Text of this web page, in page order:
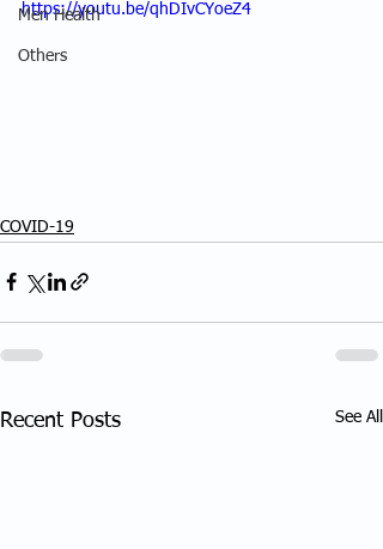
Men Health
Others
https://youtu.be/qhDIvCYoeZ4
COVID-19
Recent Posts See All